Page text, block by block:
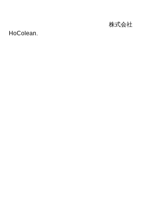
株式会社
HoColean.